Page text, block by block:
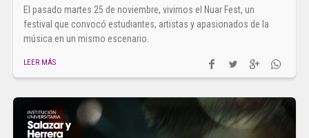
El pasado martes 25 de noviembre, vivimos el Nuar Fest, un
festival que convocó estudiantes, artistas y apasionados de la
música en un mismo escenario.
LEER MÁS